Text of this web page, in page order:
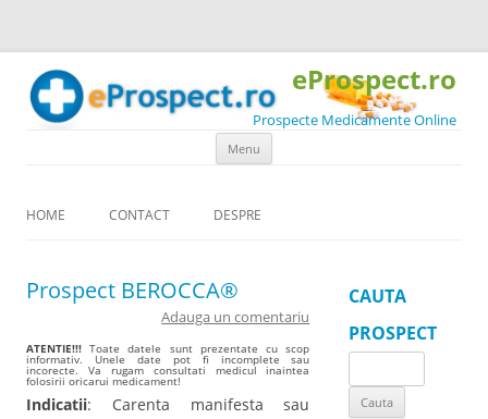
eProspect.ro
Prospecte Medicamente Online
Menu
HOME CONTACT DESPRE
Prospect BEROCCA®
Adauga un comentariu
ATENTIE!!! Toate datele sunt prezentate cu scop
informativ. Unele date pot fi incomplete sau
incorecte. Va rugam consultati medicul inaintea
folosirii oricarui medicament!
Indicatii: Carenta manifesta sau
CAUTA
PROSPECT
for: